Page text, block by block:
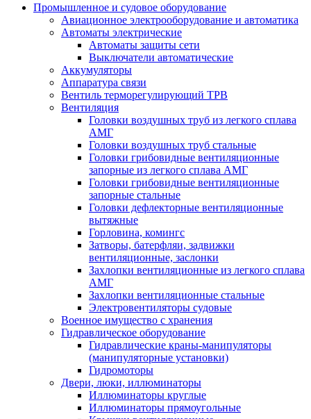
Промышленное и судовое оборудование
Авиационное электрооборудование и автоматика
Автоматы электрические
Автоматы защиты сети
Выключатели автоматические
Аккумуляторы
Аппаратура связи
Вентиль терморегулирующий ТРВ
Вентиляция
Головки воздушных труб из легкого сплава
АМГ
Головки воздушных труб стальные
Головки грибовидные вентиляционные
запорные из легкого сплава АМГ
Головки грибовидные вентиляционные
запорные стальные
Головки дефлекторные вентиляционные
вытяжные
Горловина, комингс
Затворы, батерфляи, задвижки
вентиляционные, заслонки
Захлопки вентиляционные из легкого сплава
АМГ
Захлопки вентиляционные стальные
Электровентиляторы судовые
Военное имущество с хранения
Гидравлическое оборудование
Гидравлические краны-манипуляторы
(манипуляторные установки)
Гидромоторы
Двери, люки, иллюминаторы
Иллюминаторы круглые
Иллюминаторы прямоугольные